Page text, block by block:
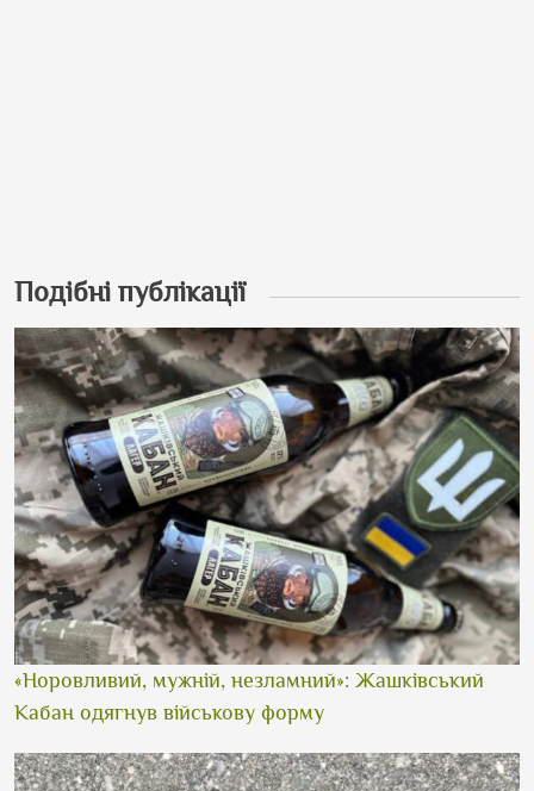
Подібні публікації
«Норовливий, мужній, незламний»: Жашківський
Кабан одягнув військову форму